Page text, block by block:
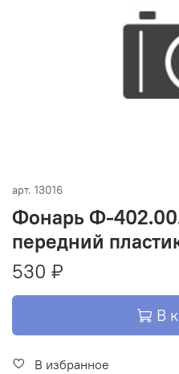
арт. 13016
Фонарь Ф-
передний
530 ₽
В
В избранное